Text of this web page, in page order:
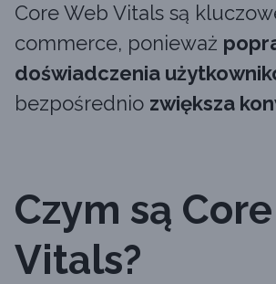
Core Web Vitals są
commerce, ponieważ
doświadczenia
bezpośrednio zwiększa
Czym są
Vitals?